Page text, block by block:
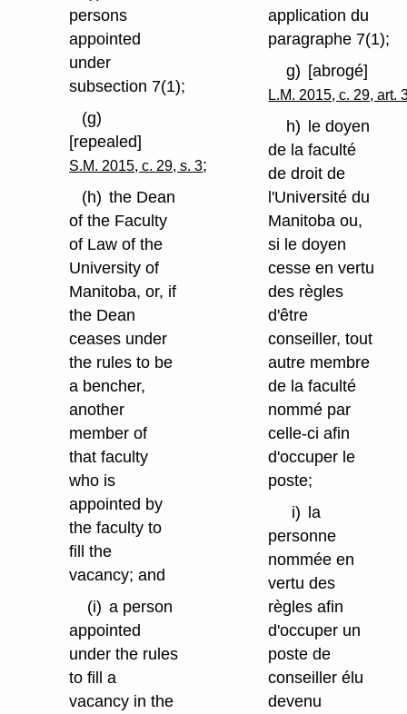
persons
appointed
under
subsection 7(1);
(g)
[repealed]
S.M. 2015, c. 29, s. 3;
(h) the Dean
of the Faculty
of Law of the
University of
Manitoba, or, if
the Dean
ceases under
the rules to be
a bencher,
another
member of
that faculty
who is
appointed by
the faculty to
fill the
vacancy; and
(i) a person
appointed
under the rules
to fill a
vacancy in the
application du
paragraphe 7(1);
g) [abrogé]
L.M. 2015, c. 29, art.
h) le doyen
de la faculté
de droit de
l'Université du
Manitoba ou,
si le doyen
cesse en vertu
des règles
d'être
conseiller, tout
autre membre
de la faculté
nommé par
celle-ci afin
d'occuper le
poste;
i) la
personne
nommée en
vertu des
règles afin
d'occuper un
poste de
conseiller élu
devenu